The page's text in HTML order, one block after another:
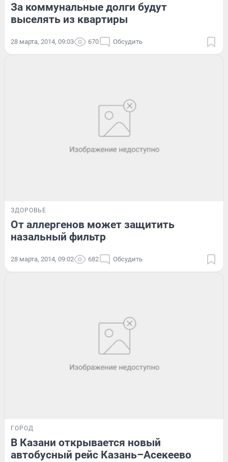
За коммунальные долги будут
выселять из квартиры
28 марта, 2014, 09:03 670 Обсудить
ЗДОРОВЬЕ
От аллергенов может защитить
назальный фильтр
28 марта, 2014, 09:02 682 Обсудить
ГОРОД
В Казани открывается новый
автобусный рейс Казань–Асекеево